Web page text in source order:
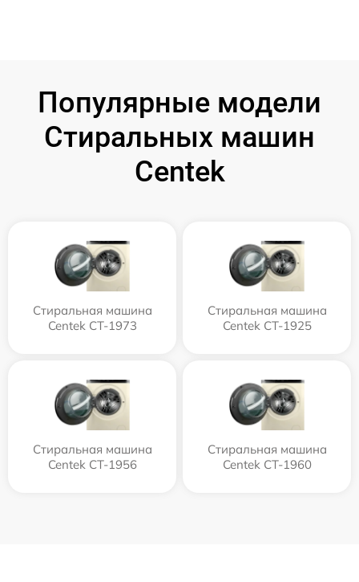
Популярные модели
Стиральных машин
Centek
Стиральная машина
Centek CT-1973
Стиральная машина
Centek CT-1925
Стиральная машина
Centek CT-1956
Стиральная машина
Centek CT-1960